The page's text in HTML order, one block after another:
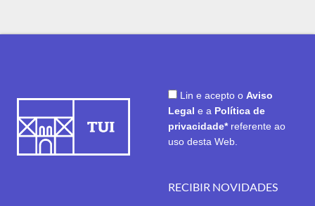
Lin e acepto o Aviso
Legal e a Política de
privacidade* referente ao
uso desta Web.
RECIBIR NOVIDADES